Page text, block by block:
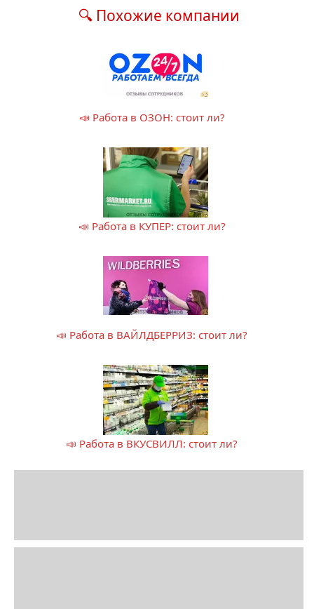
🔍 Похожие компании
📣 Работа в ОЗОН: стоит ли?
📣 Работа в КУПЕР: стоит ли?
📣 Работа в ВАЙЛДБЕРРИЗ: стоит ли?
📣 Работа в ВКУСВИЛЛ: стоит ли?